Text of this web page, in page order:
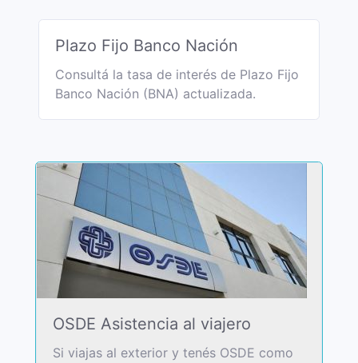
Plazo Fijo Banco Nación
Consultá la tasa de interés de Plazo Fijo
Banco Nación (BNA) actualizada.
OSDE Asistencia al viajero
Si viajas al exterior y tenés OSDE como